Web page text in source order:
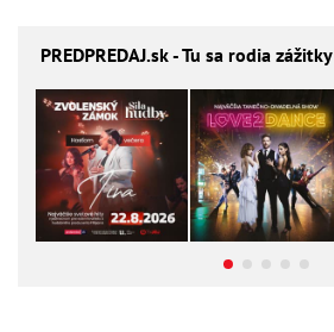
PREDPREDAJ.sk - Tu sa rodia zážitky